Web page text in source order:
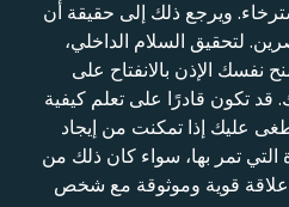
ويرجع ذلك إلى حقيقة أن
لتحقيق السلام الداخلي،
نفسك الإذن بالانفتاح على
قد تكون قادرًا على تعلم كيفية
عليك إذا تمكنت من إيجاد
تمر بها، سواء كان ذلك من
علاقة قوية وموثوقة مع شخص